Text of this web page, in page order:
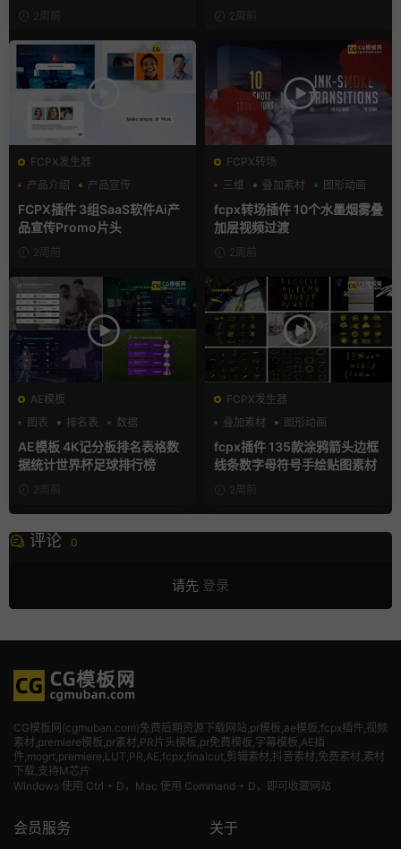
2周前
X插件
2周前
FCPX发生器
产品介绍
产品宣传
产品展示
FCPX插件 3组SaaS软件Ai产
品宣传Promo片头
2周前
FCPX转场
三维
叠加素材 图形动画
fcpx转场插件 10个水墨烟雾叠
加层视频过渡
2周前
AE模板
图表
排名表 数据
AE模板 4K记分板排名表格数
据统计世界杯足球排行榜
2周前
FCPX发生器
叠加素材
图形动画
手绘风
fcpx插件 135款涂鸦箭头边框
线条数字母符号手绘贴图素材
2周前
评论 0
请先 登录
CG模板网(cgmuban.com)免费后期资源下载网站,pr模板,ae模板,fcpx插件,视频
素材 ,premiere模板,pr素材,PR片头模板,pr免费模板,字幕模板,AE插
件,mogrt,premiere,LUT,PR,AE,fcpx,finalcut,剪辑素材,抖音素材,免费素材,素材
下载,支持M芯片
Windows 使用 Ctrl + D，Mac 使用 Command + D，即可收藏网站
会员服务 关于